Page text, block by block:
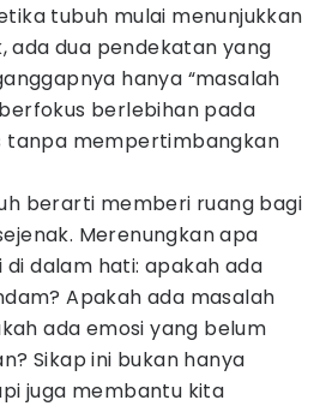
tubuh mulai menunjukkan
ada dua pendekatan yang
hanya “masalah
berlebihan pada
tanpa mempertimbangkan
berarti memberi ruang bagi
Merenungkan apa
dalam hati: apakah ada
Apakah ada masalah
ada emosi yang belum
Sikap ini bukan hanya
juga membantu kita